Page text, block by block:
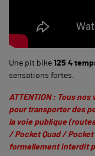
Une pit bike 125 4
sensations fortes.
ATTENTION : Tous
pour transporter des
la voie publique
/ Pocket Quad /
formellement interdit